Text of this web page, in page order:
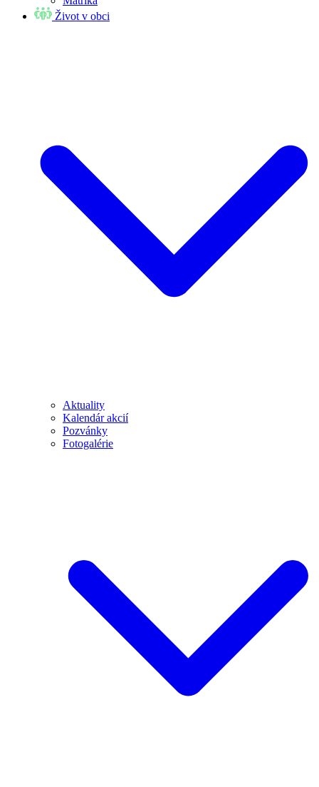
Život v obci
Aktuality
Kalendár akcií
Pozvánky
Fotogalérie